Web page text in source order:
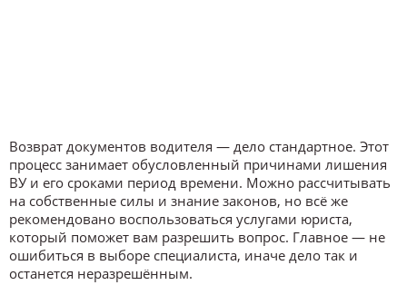
Возврат документов водителя — дело стандартное. Этот
процесс занимает обусловленный причинами лишения
ВУ и его сроками период времени. Можно рассчитывать
на собственные силы и знание законов, но всё же
рекомендовано воспользоваться услугами юриста,
который поможет вам разрешить вопрос. Главное — не
ошибиться в выборе специалиста, иначе дело так и
останется неразрешённым.